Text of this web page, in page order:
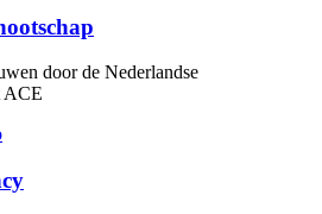
door de Nederlandse
ACE